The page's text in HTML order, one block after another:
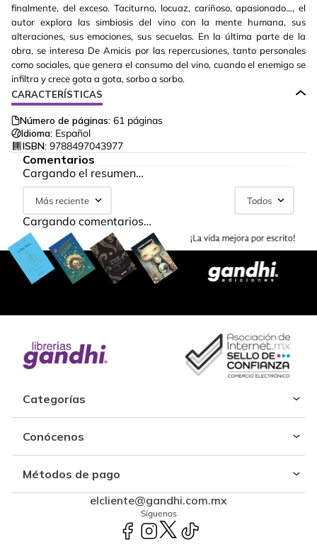
finalmente, del exceso. Taciturno, locuaz, cariñoso, apasionado…, el
autor explora las simbiosis del vino con la mente humana, sus
alteraciones, sus emociones, sus secuelas. En la última parte de la
obra, se interesa De Amicis por las repercusiones, tanto personales
como sociales, que genera el consumo del vino, cuando el enemigo se
infiltra y crece gota a gota, sorbo a sorbo.
CARACTERÍSTICAS
Número de páginas: 61 páginas
Idioma: Español
ISBN: 9788497043977
Comentarios
Cargando el resumen…
Más reciente Todos
Cargando comentarios…
Categorías
Conócenos
Métodos de pago
elcliente@gandhi.com.mx
Síguenos